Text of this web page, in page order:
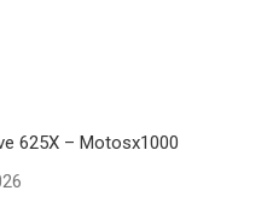
625X – Motosx1000